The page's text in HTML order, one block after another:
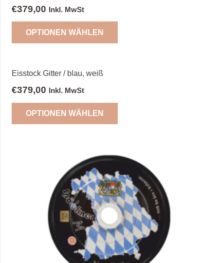
€379,00 Inkl. MwSt
OPTIONEN WÄHLEN
Eisstock Gitter / blau, weiß
€379,00 Inkl. MwSt
OPTIONEN WÄHLEN